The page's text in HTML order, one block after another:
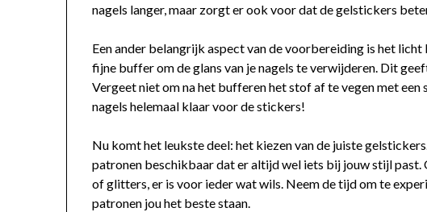
nagels langer, maar zorgt er ook voor dat de gelstickers
Een ander belangrijk aspect van de voorbereiding is het
fijne buffer om de glans van je nagels te verwijderen. Dit
Vergeet niet om na het bufferen het stof af te vegen met
nagels helemaal klaar voor de stickers!
Nu komt het leukste deel: het kiezen van de juiste
patronen beschikbaar dat er altijd wel iets bij jouw stijl past.
of glitters, er is voor ieder wat wils. Neem de tijd om te
patronen jou het beste staan.